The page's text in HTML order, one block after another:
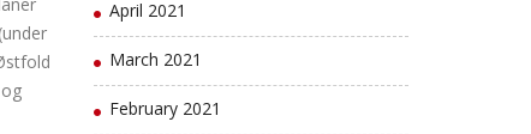
April 2021
March 2021
February 2021